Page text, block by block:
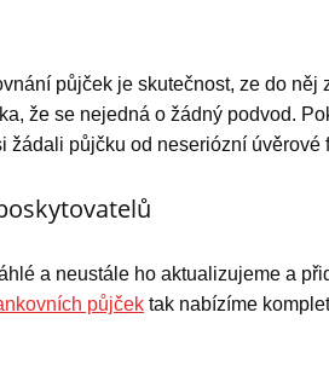
půjček je skutečnost, ze do
že se nejedná o žádný podvod.
žádali půjčku od neseriózní úvěrové
a neustále ho aktualizujeme a
půjček tak nabízíme